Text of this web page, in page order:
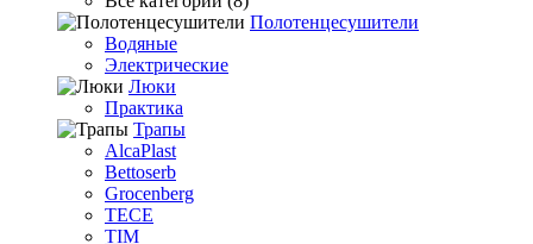
Полотенцесушители
Водяные
Электрические
Люки
Практика
Трапы
AlcaPlast
Bettoserb
Grocenberg
TECE
TIM